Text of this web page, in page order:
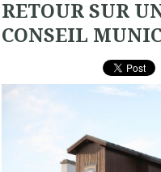
RETOUR SUR
CONSEIL